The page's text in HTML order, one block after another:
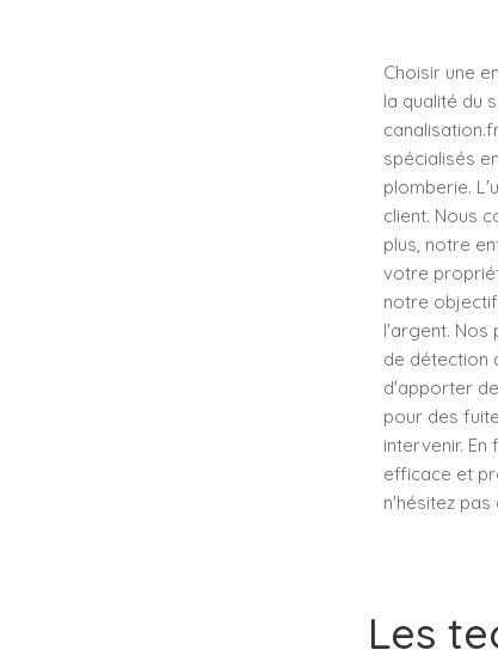
Choisir une
la qualité du
spécialisés
plomberie.
client. Nous
plus, notre
votre
notre
l'argent. Nos
de détection
d'apporter
pour des
intervenir.
efficace et
n'hésitez pas
Les